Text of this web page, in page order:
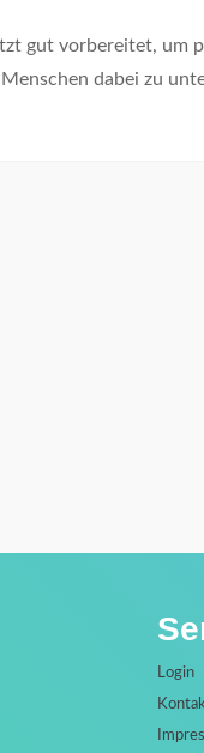
gut vorbereitet, um
dabei zu
Login